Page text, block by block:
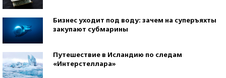
Бизнес уходит под воду: зачем на суперъяхты
закупают субмарины
Путешествие в Исландию по следам
«Интерстеллара»